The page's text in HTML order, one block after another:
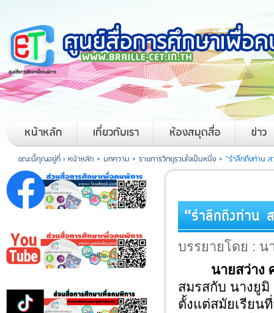
หน้าหลัก เกี่ยวกับเรา ห้องสมุดสื่อ ข่าว
ขณะนี้คุณอยู่ที่ › หน้าหลัก > บทความ > รายการวิทยุรวมใจเป็นหนึ่ง > “รําลึกถึงท่าน
“รําลึกถึงท่า
บรรยายโดย : น
นายสว่าง
สมรสกับ นางยู
ตั้งแต่สมัยเรียน